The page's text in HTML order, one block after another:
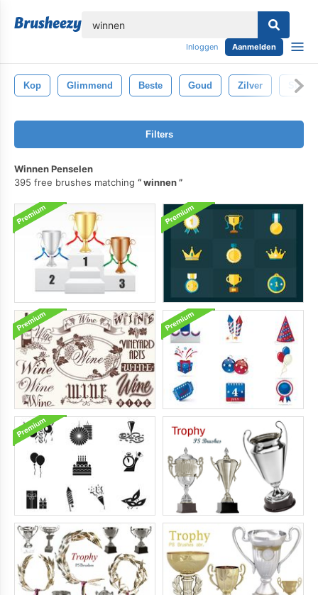
Inloggen Aanmelden
Kop Glimmend Beste Goud Zilver
Filters
Winnen Penselen
395 free brushes matching
winnen